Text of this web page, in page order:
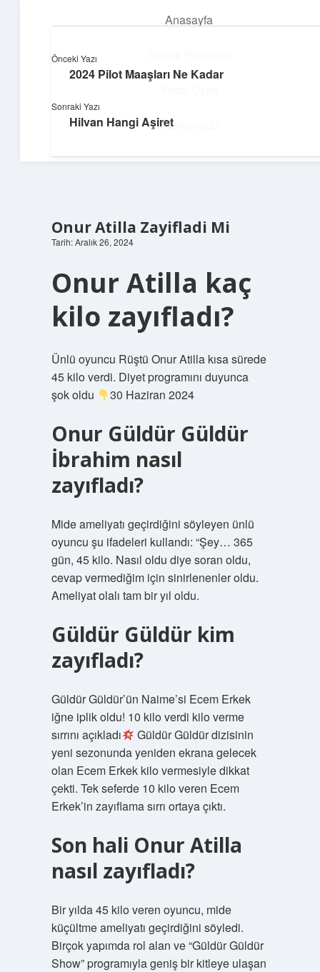
Anasayfa
Hakkımızda
Huzurlu Yaşam Tüyoları
Hayatına ferahlık katan öneriler!
Onur Atilla Zayifladi Mi
Tarih: Aralık 26, 2024
Onur Atilla kaç
kilo zayıfladı?
Ünlü oyuncu Rüştü Onur Atilla kısa sürede
45 kilo verdi. Diyet programını duyunca
şok oldu
30 Haziran 2024
Onur Güldür Güldür
İbrahim nasıl
zayıfladı?
Mide ameliyatı geçirdiğini söyleyen ünlü
oyuncu şu ifadeleri kullandı: “Şey… 365
gün, 45 kilo. Nasıl oldu diye soran oldu,
cevap vermediğim için sinirlenenler oldu.
Ameliyat olalı tam bir yıl oldu.
Güldür Güldür kim
zayıfladı?
Güldür Güldür’ün Naime’si Ecem Erkek
iğne iplik oldu! 10 kilo verdi kilo verme
sırrını açıkladı
Güldür Güldür dizisinin
yeni sezonunda yeniden ekrana gelecek
olan Ecem Erkek kilo vermesiyle dikkat
çekti. Tek seferde 10 kilo veren Ecem
Erkek’in zayıflama sırrı ortaya çıktı.
Son hali Onur Atilla
nasıl zayıfladı?
Bir yılda 45 kilo veren oyuncu, mide
küçültme ameliyatı geçirdiğini söyledi.
Birçok yapımda rol alan ve “Güldür Güldür
Show” programıyla geniş bir kitleye ulaşan
Önceki Yazı
2024 Pilot Maaşları Ne Kadar
Sonraki Yazı
Hilvan Hangi Aşiret